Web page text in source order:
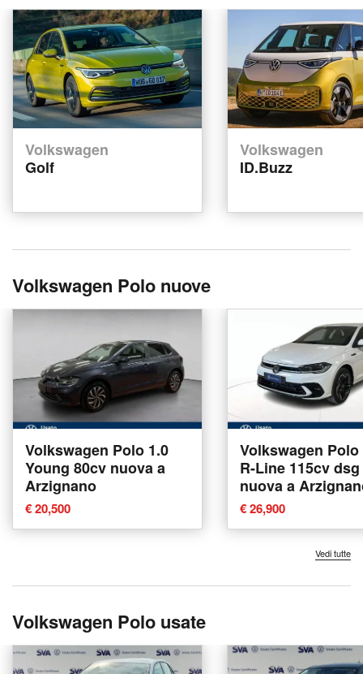
Volkswagen
Golf
Volkswagen
ID.Buzz
Volkswagen Polo nuove
Volkswagen Polo 1.0
Young 80cv nuova a
Arzignano
€ 20,500
Volkswagen
R-Line 115cv dsg
nuova a
€ 26,900
Vedi tutte
Volkswagen Polo usate